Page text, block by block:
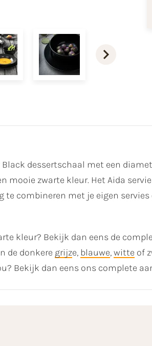
dessertschaal met een
zwarte kleur. Het Aida
combineren met je eigen
kleur? Bekijk dan eens de
de donkere grijze, blauwe,witte of
Bekijk dan eens ons complete